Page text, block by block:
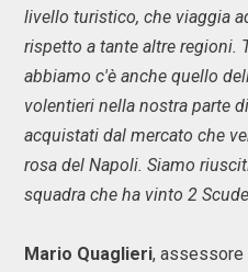
livello turistico, che viaggia
rispetto a tante altre regioni.
abbiamo c'è anche quello
volentieri nella nostra parte
acquistati dal mercato che
rosa del Napoli. Siamo
squadra che ha vinto 2
Mario Quaglieri, assessore